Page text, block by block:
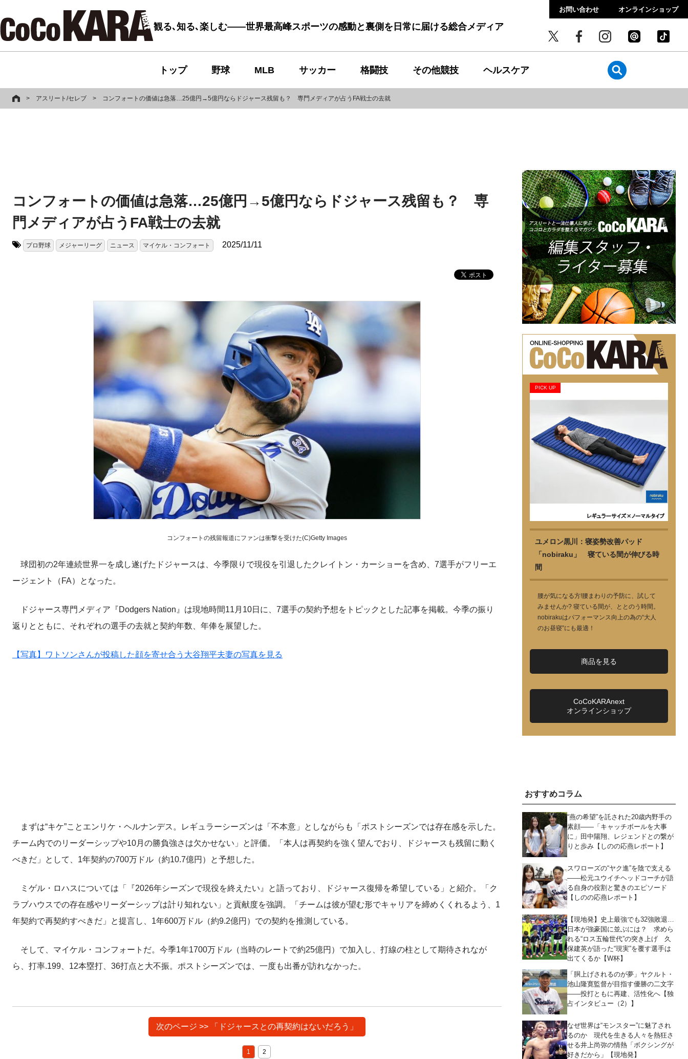
観る､知る､楽しむ――世界最高峰スポーツの感動と裏側を日常に届ける総合メディア
お問い合わせ オンラインショップ
トップ 野球 MLB サッカー 格闘技 その他競技 ヘルスケア
> アスリート/セレブ > コンフォートの価値は急落…25億円→5億円ならドジャース残留も？ 専門メディアが占うFA戦士の去就
コンフォートの価値は急落…25億円→5億円ならドジャース残留も？ 専
門メディアが占うFA戦士の去就
プロ野球 メジャーリーグ ニュース マイケル・コンフォート 2025/11/11
コンフォートの残留報道にファンは衝撃を受けた(C)Getty Images
球団初の2年連続世界一を成し遂げたドジャースは、今季限りで現役を引退したクレイトン・カーショーを含め、7選手がフリーエ
ージェント（FA）となった。
ドジャース専門メディア『Dodgers Nation』は現地時間11月10日に、7選手の契約予想をトピックとした記事を掲載。今季の振り
返りとともに、それぞれの選手の去就と契約年数、年俸を展望した。
【写真】ワトソンさんが投稿した顔を寄せ合う大谷翔平夫妻の写真を見る
まずは“キケ”ことエンリケ・ヘルナンデス。レギュラーシーズンは「不本意」としながらも「ポストシーズンでは存在感を示した。
チーム内でのリーダーシップや10月の勝負強さは欠かせない」と評価。「本人は再契約を強く望んでおり、ドジャースも残留に動く
べきだ」として、1年契約の700万ドル（約10.7億円）と予想した。
ミゲル・ロハスについては「『2026年シーズンで現役を終えたい』と語っており、ドジャース復帰を希望している」と紹介。「ク
ラブハウスでの存在感やリーダーシップは計り知れない」と貢献度を強調。「チームは彼が望む形でキャリアを締めくくれるよう、1
年契約で再契約すべきだ」と提言し、1年600万ドル（約9.2億円）での契約を推測している。
そして、マイケル・コンフォートだ。今季1年1700万ドル（当時のレートで約25億円）で加入し、打線の柱として期待されなが
ら、打率.199、12本塁打、36打点と大不振。ポストシーズンでは、一度も出番が訪れなかった。
次のページ >> 「ドジャースとの再契約はないだろう」
1 2
PICK UP
ユメロン黒川：寝姿勢改善パッド
「nobiraku」 寝ている間が伸びる時
間
腰が気になる方!腰まわりの予防に、試して
みませんか? 寝ている間が、ととのう時間。
nobirakuはパフォーマンス向上の為の“大人
のお昼寝”にも最適！
商品を見る
CoCoKARAnext
オンラインショップ
おすすめコラム
“燕の希望”を託された20歳内野手の
素顔――「キャッチボールを大事
に」田中陽翔、レジェンドとの繋が
りと歩み【しのの応燕レポート】
スワローズの“ヤク進”を陰で支える
――松元ユウイチヘッドコーチが語
る自身の役割と驚きのエピソード
【しのの応燕レポート】
【現地発】史上最強でも32強敗退…
日本が強豪国に並ぶには？ 求めら
れる“ロス五輪世代”の突き上げ 久
保建英が語った“現実”を覆す選手は
出てくるか【W杯】
「胴上げされるのが夢」ヤクルト・
池山隆寛監督が目指す優勝の二文字
――投打ともに再建、活性化へ【独
占インタビュー（2）】
なぜ世界は“モンスター”に魅了され
るのか 現代を生きる人々を熱狂さ
せる井上尚弥の情熱「ボクシングが
好きだから」【現地発】